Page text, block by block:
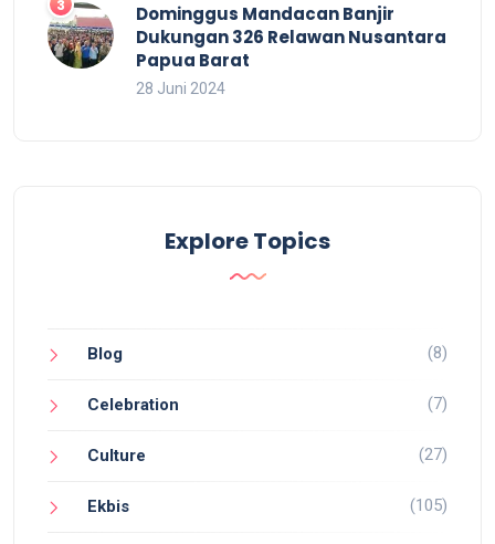
Dominggus Mandacan Banjir
Dukungan 326 Relawan Nusantara
Papua Barat
28 Juni 2024
Explore Topics
Blog (8)
Celebration (7)
Culture (27)
Ekbis (105)